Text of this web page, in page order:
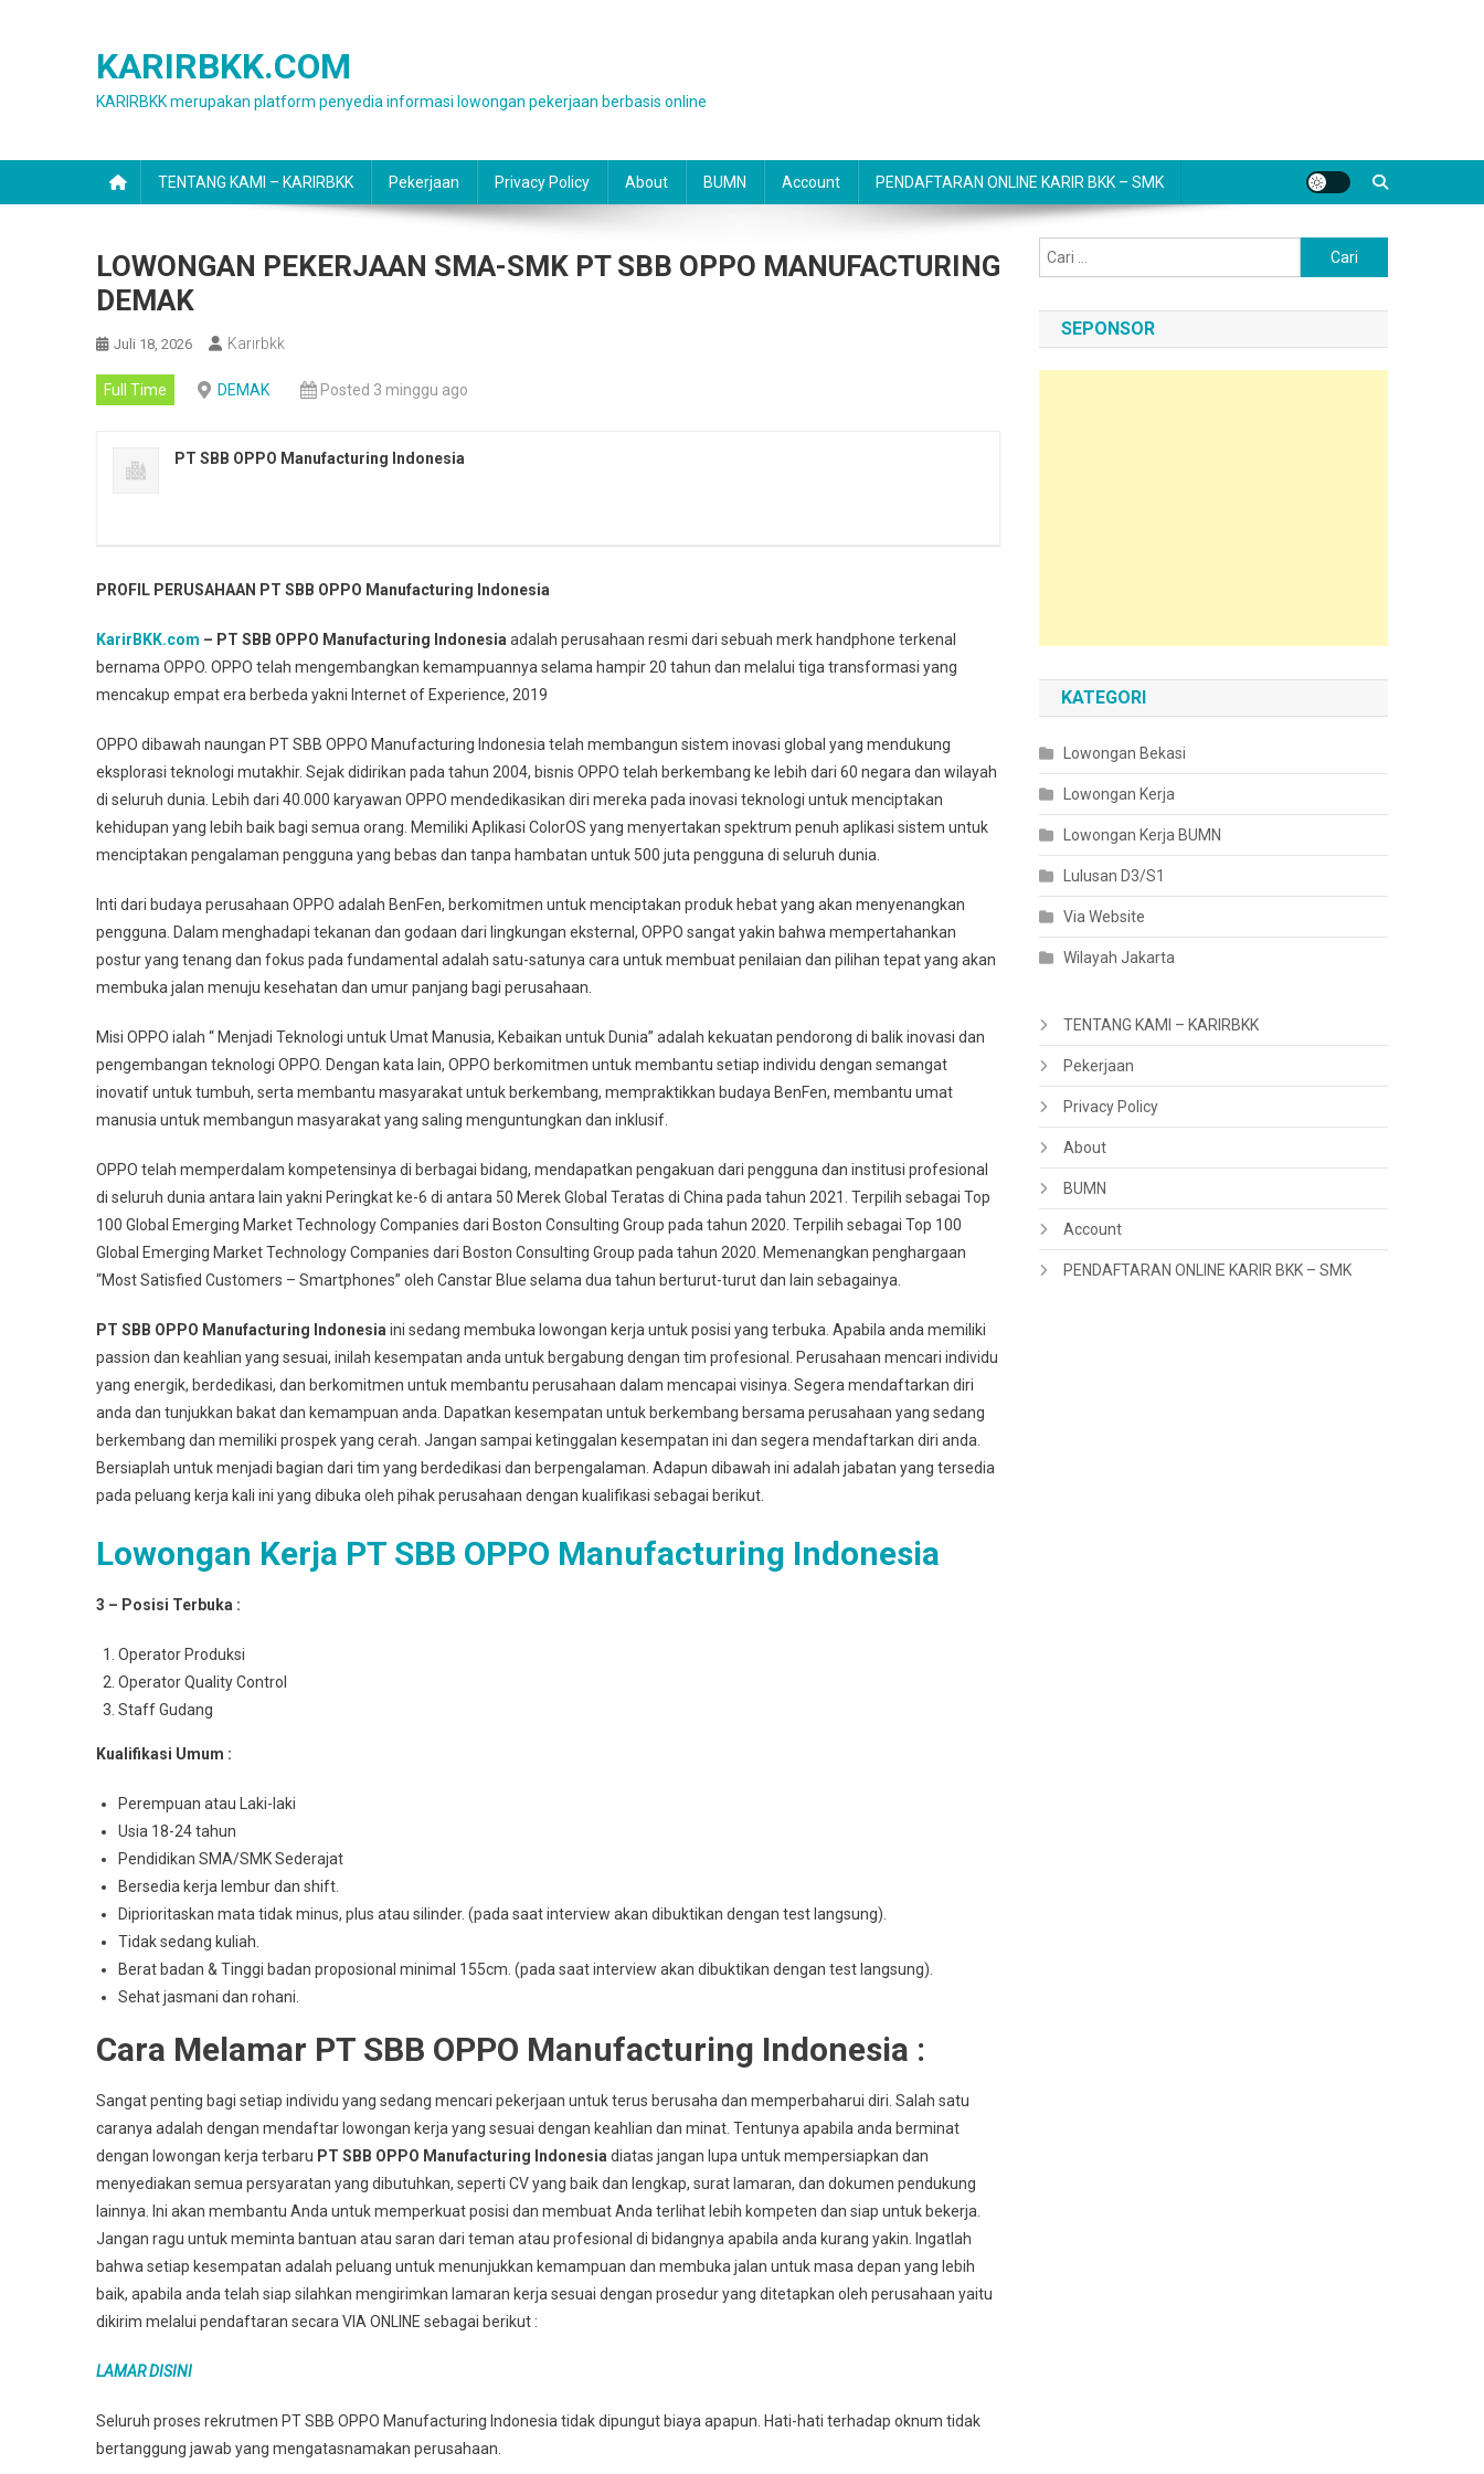
KARIRBKK.COM
KARIRBKK merupakan platform penyedia informasi lowongan pekerjaan berbasis online
TENTANG KAMI – KARIRBKK Pekerjaan Privacy Policy About BUMN Account PENDAFTARAN ONLINE KARIR BKK – SMK
LOWONGAN PEKERJAAN SMA-SMK PT SBB OPPO MANUFACTURING
DEMAK
Juli 18, 2026 Karirbkk
Full Time DEMAK Posted 3 minggu ago
PT SBB OPPO Manufacturing Indonesia
PROFIL PERUSAHAAN PT SBB OPPO Manufacturing Indonesia
KarirBKK.com – PT SBB OPPO Manufacturing Indonesia adalah perusahaan resmi dari sebuah merk handphone terkenal
bernama OPPO. OPPO telah mengembangkan kemampuannya selama hampir 20 tahun dan melalui tiga transformasi yang
mencakup empat era berbeda yakni Internet of Experience, 2019
OPPO dibawah naungan PT SBB OPPO Manufacturing Indonesia telah membangun sistem inovasi global yang mendukung
eksplorasi teknologi mutakhir. Sejak didirikan pada tahun 2004, bisnis OPPO telah berkembang ke lebih dari 60 negara dan wilayah
di seluruh dunia. Lebih dari 40.000 karyawan OPPO mendedikasikan diri mereka pada inovasi teknologi untuk menciptakan
kehidupan yang lebih baik bagi semua orang. Memiliki Aplikasi ColorOS yang menyertakan spektrum penuh aplikasi sistem untuk
menciptakan pengalaman pengguna yang bebas dan tanpa hambatan untuk 500 juta pengguna di seluruh dunia.
Inti dari budaya perusahaan OPPO adalah BenFen, berkomitmen untuk menciptakan produk hebat yang akan menyenangkan
pengguna. Dalam menghadapi tekanan dan godaan dari lingkungan eksternal, OPPO sangat yakin bahwa mempertahankan
postur yang tenang dan fokus pada fundamental adalah satu-satunya cara untuk membuat penilaian dan pilihan tepat yang akan
membuka jalan menuju kesehatan dan umur panjang bagi perusahaan.
Misi OPPO ialah “ Menjadi Teknologi untuk Umat Manusia, Kebaikan untuk Dunia” adalah kekuatan pendorong di balik inovasi dan
pengembangan teknologi OPPO. Dengan kata lain, OPPO berkomitmen untuk membantu setiap individu dengan semangat
inovatif untuk tumbuh, serta membantu masyarakat untuk berkembang, mempraktikkan budaya BenFen, membantu umat
manusia untuk membangun masyarakat yang saling menguntungkan dan inklusif.
OPPO telah memperdalam kompetensinya di berbagai bidang, mendapatkan pengakuan dari pengguna dan institusi profesional
di seluruh dunia antara lain yakni Peringkat ke-6 di antara 50 Merek Global Teratas di China pada tahun 2021. Terpilih sebagai Top
100 Global Emerging Market Technology Companies dari Boston Consulting Group pada tahun 2020. Terpilih sebagai Top 100
Global Emerging Market Technology Companies dari Boston Consulting Group pada tahun 2020. Memenangkan penghargaan
“Most Satisfied Customers – Smartphones” oleh Canstar Blue selama dua tahun berturut-turut dan lain sebagainya.
PT SBB OPPO Manufacturing Indonesia ini sedang membuka lowongan kerja untuk posisi yang terbuka. Apabila anda memiliki
passion dan keahlian yang sesuai, inilah kesempatan anda untuk bergabung dengan tim profesional. Perusahaan mencari individu
yang energik, berdedikasi, dan berkomitmen untuk membantu perusahaan dalam mencapai visinya. Segera mendaftarkan diri
anda dan tunjukkan bakat dan kemampuan anda. Dapatkan kesempatan untuk berkembang bersama perusahaan yang sedang
berkembang dan memiliki prospek yang cerah. Jangan sampai ketinggalan kesempatan ini dan segera mendaftarkan diri anda.
Bersiaplah untuk menjadi bagian dari tim yang berdedikasi dan berpengalaman. Adapun dibawah ini adalah jabatan yang tersedia
pada peluang kerja kali ini yang dibuka oleh pihak perusahaan dengan kualifikasi sebagai berikut.
Lowongan Kerja PT SBB OPPO Manufacturing Indonesia
3 – Posisi Terbuka :
Operator Produksi
Operator Quality Control
Staff Gudang
Kualifikasi Umum :
Perempuan atau Laki-laki
Usia 18-24 tahun
Pendidikan SMA/SMK Sederajat
Bersedia kerja lembur dan shift.
Diprioritaskan mata tidak minus, plus atau silinder. (pada saat interview akan dibuktikan dengan test langsung).
Tidak sedang kuliah.
Berat badan & Tinggi badan proposional minimal 155cm. (pada saat interview akan dibuktikan dengan test langsung).
Sehat jasmani dan rohani.
Cara Melamar PT SBB OPPO Manufacturing Indonesia :
Sangat penting bagi setiap individu yang sedang mencari pekerjaan untuk terus berusaha dan memperbaharui diri. Salah satu
caranya adalah dengan mendaftar lowongan kerja yang sesuai dengan keahlian dan minat. Tentunya apabila anda berminat
dengan lowongan kerja terbaru PT SBB OPPO Manufacturing Indonesia diatas jangan lupa untuk mempersiapkan dan
menyediakan semua persyaratan yang dibutuhkan, seperti CV yang baik dan lengkap, surat lamaran, dan dokumen pendukung
lainnya. Ini akan membantu Anda untuk memperkuat posisi dan membuat Anda terlihat lebih kompeten dan siap untuk bekerja.
Jangan ragu untuk meminta bantuan atau saran dari teman atau profesional di bidangnya apabila anda kurang yakin. Ingatlah
bahwa setiap kesempatan adalah peluang untuk menunjukkan kemampuan dan membuka jalan untuk masa depan yang lebih
baik, apabila anda telah siap silahkan mengirimkan lamaran kerja sesuai dengan prosedur yang ditetapkan oleh perusahaan yaitu
dikirim melalui pendaftaran secara VIA ONLINE sebagai berikut :
LAMAR DISINI
Seluruh proses rekrutmen PT SBB OPPO Manufacturing Indonesia tidak dipungut biaya apapun. Hati-hati terhadap oknum tidak
bertanggung jawab yang mengatasnamakan perusahaan.
untuk:
SEPONSOR
KATEGORI
Lowongan Bekasi
Lowongan Kerja
Lowongan Kerja BUMN
Lulusan D3/S1
Via Website
Wilayah Jakarta
TENTANG KAMI – KARIRBKK
Pekerjaan
Privacy Policy
About
BUMN
Account
PENDAFTARAN ONLINE KARIR BKK – SMK